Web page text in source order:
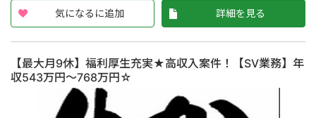
気になるに追加 詳細を見る
【最大月9休】福利厚生充実★高収入案件！【SV業務】年
収543万円～768万円☆